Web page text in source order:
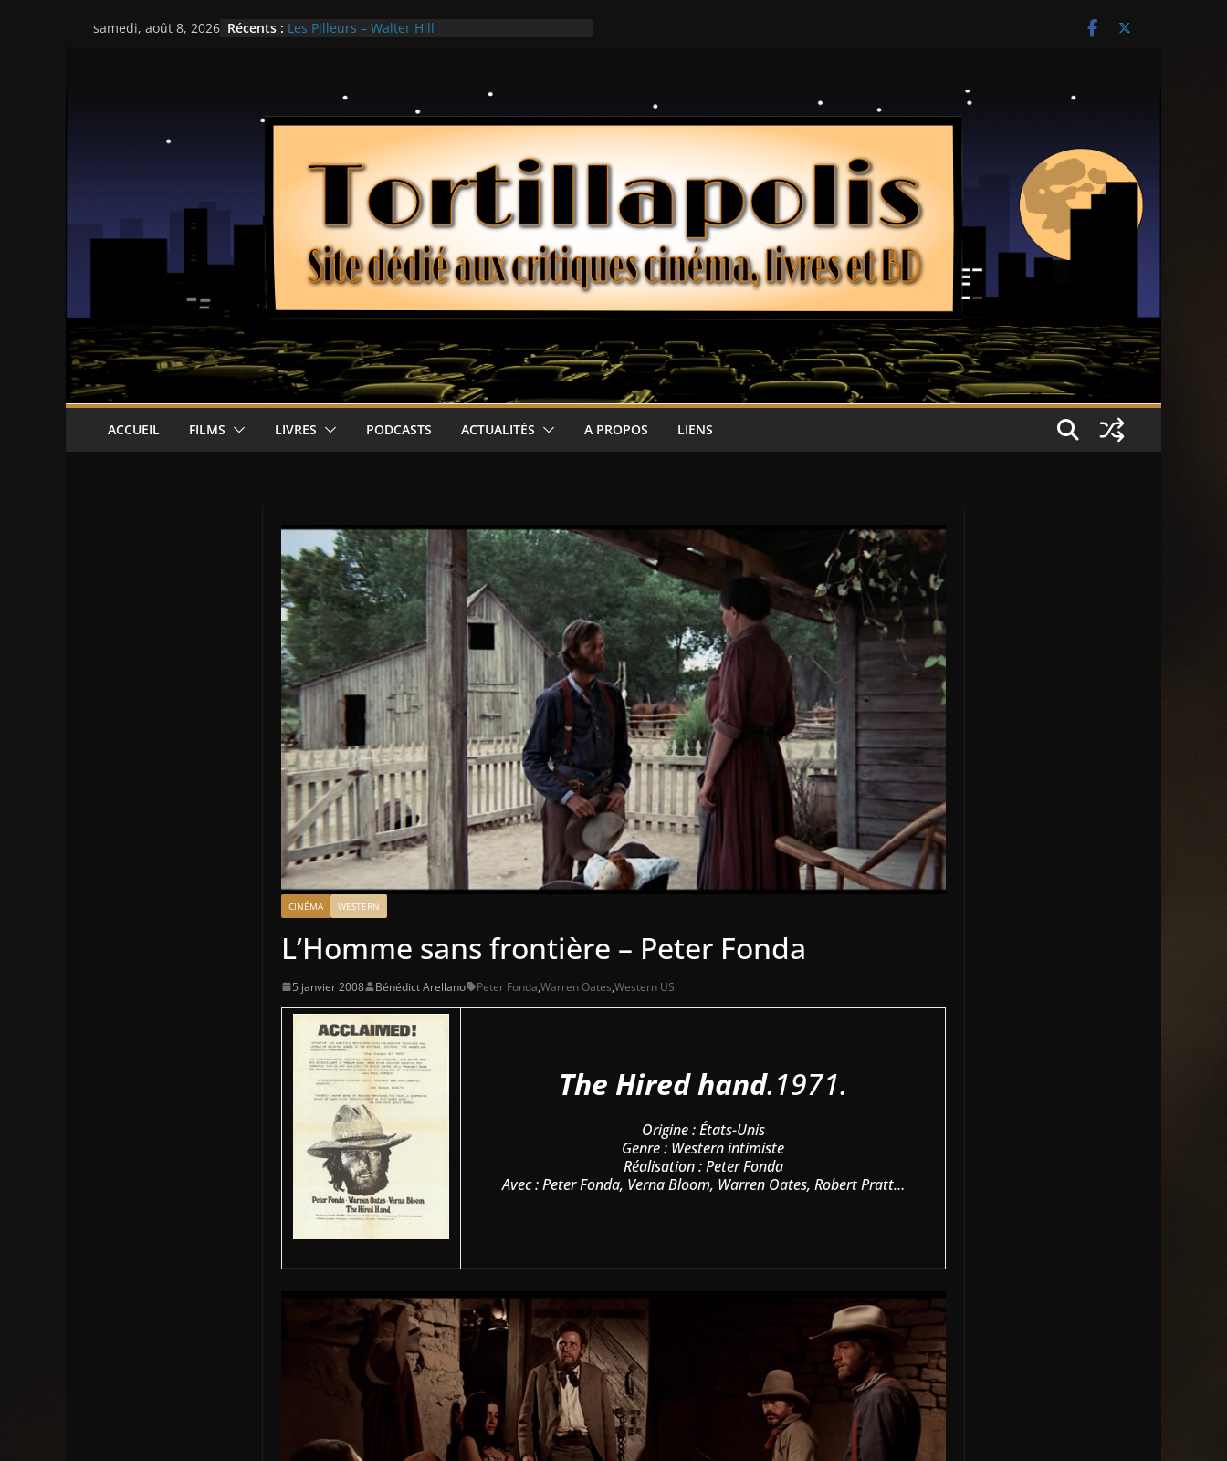
Passersamedi, août 8, 2026 Récents : Les Pilleurs – Walter Hill
ACCUEIL FILMS LIVRES PODCASTS ACTUALITÉS A PROPOS LIENS
CINÉMA WESTERN
L’Homme sans frontière – Peter Fonda
5 janvier 2008 Bénédict Arellano Peter Fonda,Warren Oates,Western US
The Hired hand.1971.
Origine : États-Unis
Genre : Western intimiste
Réalisation : Peter Fonda
Avec : Peter Fonda, Verna Bloom, Warren Oates, Robert Pratt…